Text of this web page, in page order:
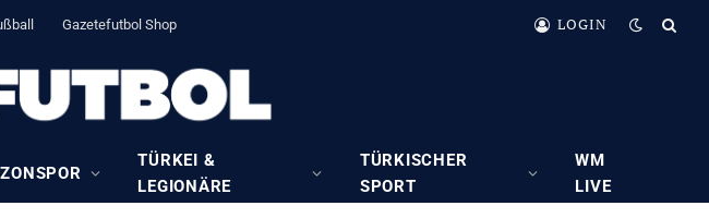
Gazetefutbol Shop LOGIN
TÜRKEI &
LEGIONÄRE
TÜRKISCHER
SPORT
WM
LIVE